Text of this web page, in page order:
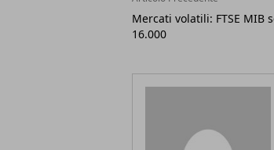
Mercati volatili: FTSE MIB
16.000